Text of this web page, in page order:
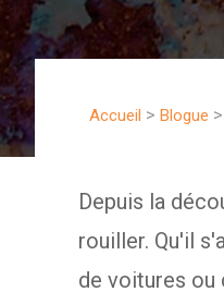
Accueil > Blogue >
Depuis la
rouiller. Qu'il
de voitures ou